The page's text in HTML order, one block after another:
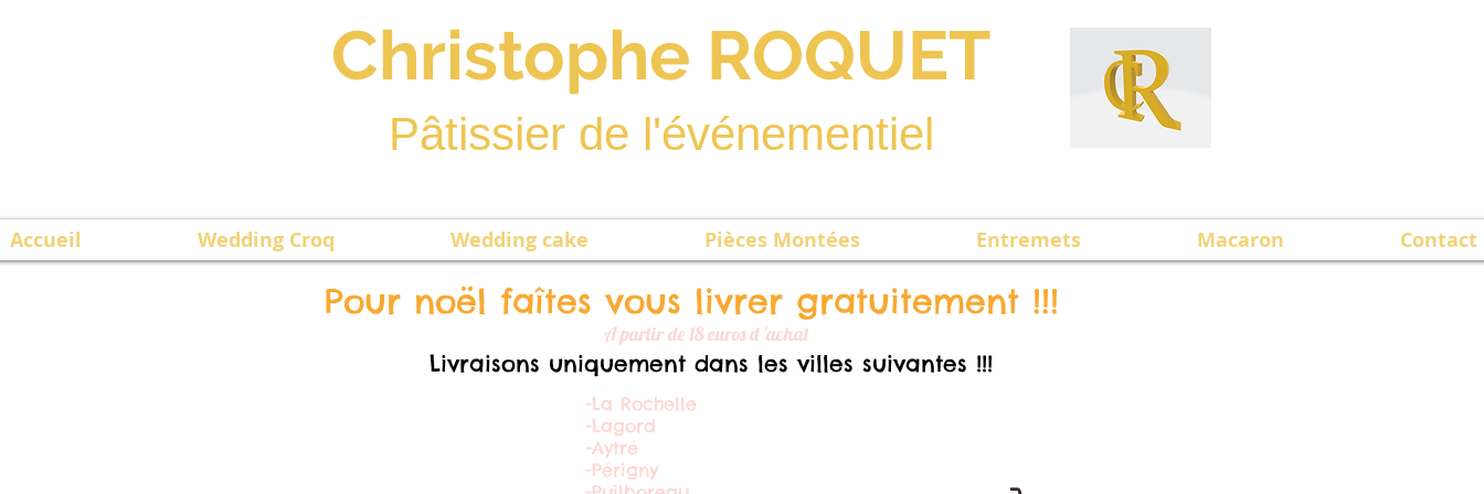
Christophe ROQUET
Pâtissier de l'événementiel
Accueil Wedding Croq Wedding cake Pièces Montées Entremets Macaron Contact
Pour noël faîtes vous livrer gratuitement !!!
A partir de 18 euros d 'achat
Livraisons uniquement dans les villes suivantes !!!
-La Rochelle
-Lagord
-Aytré
-Périgny